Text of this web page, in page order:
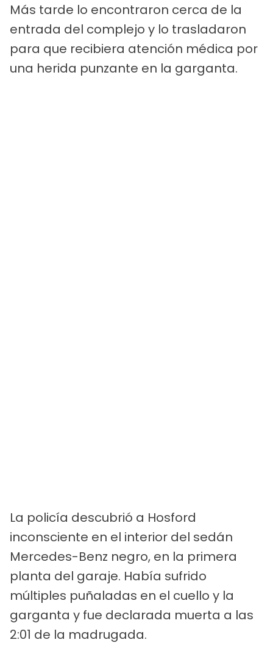
Más tarde lo encontraron cerca de la
entrada del complejo y lo trasladaron
para que recibiera atención médica por
una herida punzante en la garganta.
La policía descubrió a Hosford
inconsciente en el interior del sedán
Mercedes-Benz negro, en la primera
planta del garaje. Había sufrido
múltiples puñaladas en el cuello y la
garganta y fue declarada muerta a las
2:01 de la madrugada.